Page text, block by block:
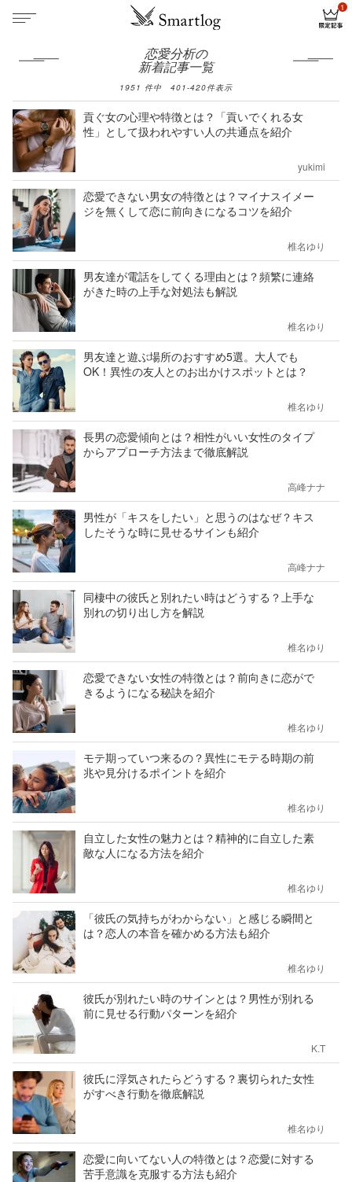
恋愛分析の
新着記事一覧
1951 件中 401-420件表示
貢ぐ女の心理や特徴とは？「貢いでくれる女
性」として扱われやすい人の共通点を紹介
yukimi
恋愛できない男女の特徴とは？マイナスイメー
ジを無くして恋に前向きになるコツを紹介
椎名ゆり
男友達が電話をしてくる理由とは？頻繁に連絡
がきた時の上手な対処法も解説
椎名ゆり
男友達と遊ぶ場所のおすすめ5選。大人でも
OK！異性の友人とのお出かけスポットとは？
椎名ゆり
長男の恋愛傾向とは？相性がいい女性のタイプ
からアプローチ方法まで徹底解説
高峰ナナ
男性が「キスをしたい」と思うのはなぜ？キス
したそうな時に見せるサインも紹介
高峰ナナ
同棲中の彼氏と別れたい時はどうする？上手な
別れの切り出し方を解説
椎名ゆり
恋愛できない女性の特徴とは？前向きに恋がで
きるようになる秘訣を紹介
椎名ゆり
モテ期っていつ来るの？異性にモテる時期の前
兆や見分けるポイントを紹介
椎名ゆり
自立した女性の魅力とは？精神的に自立した素
敵な人になる方法を紹介
椎名ゆり
「彼氏の気持ちがわからない」と感じる瞬間と
は？恋人の本音を確かめる方法も紹介
椎名ゆり
彼氏が別れたい時のサインとは？男性が別れる
前に見せる行動パターンを紹介
K.T
彼氏に浮気されたらどうする？裏切られた女性
がすべき行動を徹底解説
椎名ゆり
恋愛に向いてない人の特徴とは？恋愛に対する
苦手意識を克服する方法も紹介